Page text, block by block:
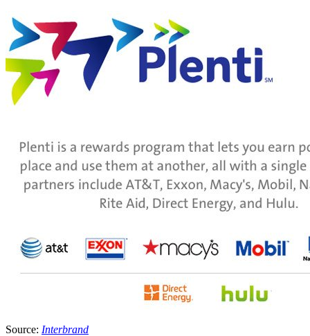
Source: Interbrand